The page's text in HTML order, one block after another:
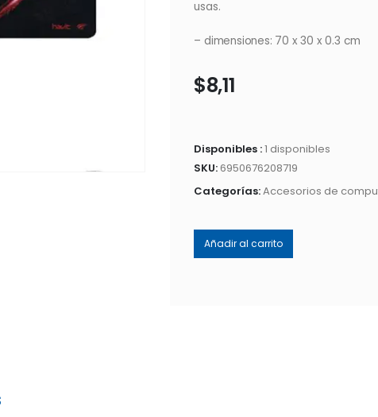
usas.
– dimensiones: 70 x 30 x 0.3 cm
$8,11
Disponibles :1 disponibles
SKU:6950676208719
Categorías:Accesorios de
Añadir al carrito